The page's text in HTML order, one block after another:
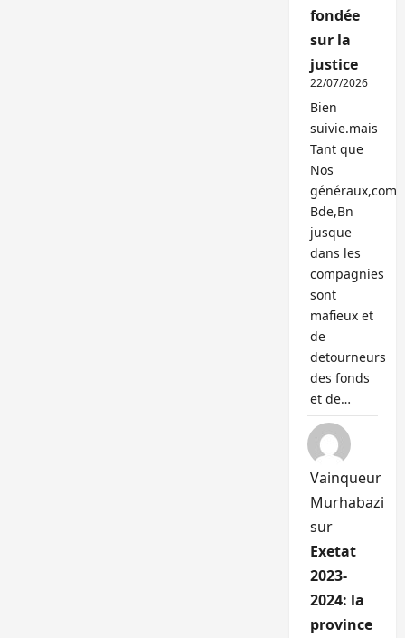
fondée
sur la
justice
22/07/2026
Bien
suivie.mais
Tant que
Nos
généraux,com
Bde,Bn
jusque
dans les
compagnies
sont
mafieux et
de
detourneurs
des fonds
et de…
Vainqueur
Murhabazi
sur
Exetat
2023-
2024: la
province